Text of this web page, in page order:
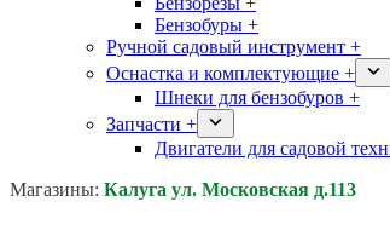
Бензобуры +
Ручной садовый инструмент +
Оснастка и комплектующие +
Шнеки для бензобуров +
Запчасти +
Двигатели для садовой
Магазины: Калуга ул. Московская д.113